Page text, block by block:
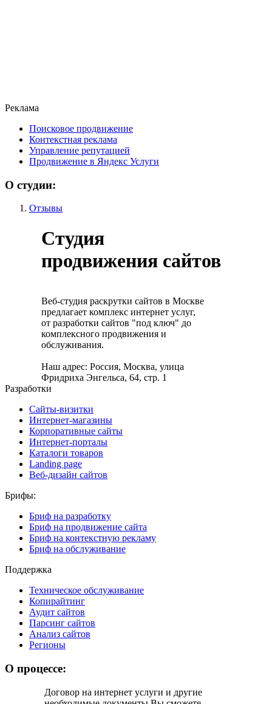
Реклама
Поисковое продвижение
Контекстная реклама
Управление репутацией
Продвижение в Яндекс Услуги
О студии:
Отзывы
Студия
продвижения сайтов
Веб-студия раскрутки сайтов в Москве
предлагает комплекс интернет услуг,
от разработки сайтов "под ключ" до
комплексного продвижения и
обслуживания.
Наш адрес: Россия, Москва, улица
Фридриха Энгельса, 64, стр. 1
Разработки
Сайты-визитки
Интернет-магазины
Корпоративные сайты
Интернет-порталы
Каталоги товаров
Landing page
Веб-дизайн сайтов
Брифы:
Бриф на разработку
Бриф на продвижение сайта
Бриф на контекстную рекламу
Бриф на обслуживание
Поддержка
Техническое обслуживание
Копирайтинг
Аудит сайтов
Парсинг сайтов
Анализ сайтов
Регионы
О процессе:
Договор на интернет услуги и другие